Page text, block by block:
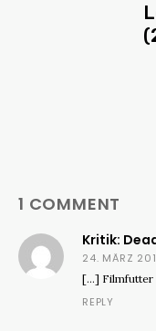
1 COMMENT
Kritik:
24. MÄRZ
[…]
REPLY